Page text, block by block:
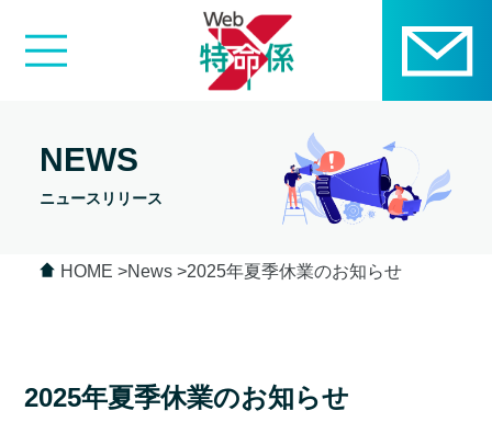
NEWS
ニュースリリース
HOME News 2025年夏季休業のお知らせ
2025年夏季休業のお知らせ